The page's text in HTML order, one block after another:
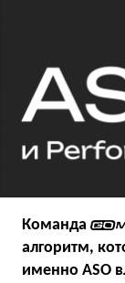
Команда
алгоритм,
именно ASO